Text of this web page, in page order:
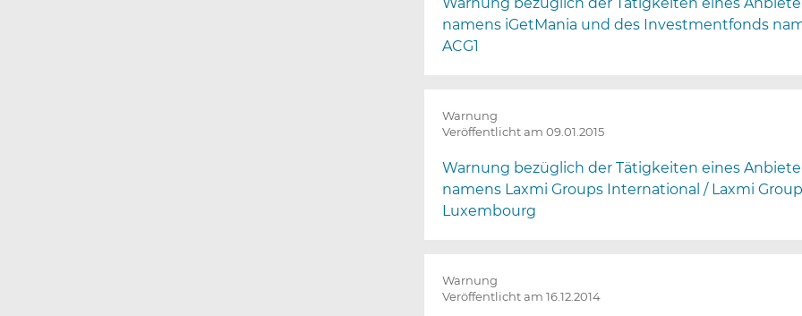
namens iGetMania und des Investmentfonds
ACG1
Warnung
Veröffentlicht am 09.01.2015
Warnung bezüglich der Tätigkeiten eines
namens Laxmi Groups International / Laxmi
Luxembourg
Warnung
Veröffentlicht am 16.12.2014